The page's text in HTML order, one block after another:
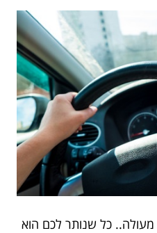
מעולה.. כל שנותר לכם הוא